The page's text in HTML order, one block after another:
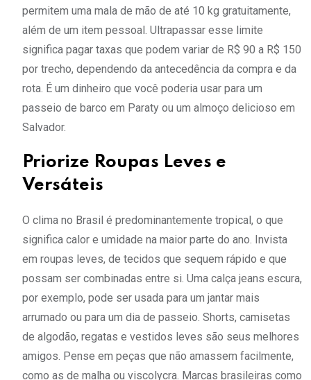
permitem uma mala de mão de até 10 kg gratuitamente,
além de um item pessoal. Ultrapassar esse limite
significa pagar taxas que podem variar de R$ 90 a R$ 150
por trecho, dependendo da antecedência da compra e da
rota. É um dinheiro que você poderia usar para um
passeio de barco em Paraty ou um almoço delicioso em
Salvador.
Priorize Roupas Leves e
Versáteis
O clima no Brasil é predominantemente tropical, o que
significa calor e umidade na maior parte do ano. Invista
em roupas leves, de tecidos que sequem rápido e que
possam ser combinadas entre si. Uma calça jeans escura,
por exemplo, pode ser usada para um jantar mais
arrumado ou para um dia de passeio. Shorts, camisetas
de algodão, regatas e vestidos leves são seus melhores
amigos. Pense em peças que não amassem facilmente,
como as de malha ou viscolycra. Marcas brasileiras como